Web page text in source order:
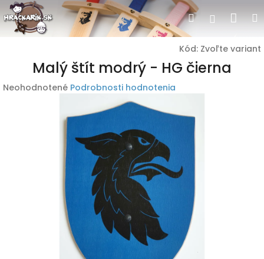
Prejsť
na
obsah
Hľadať
Kód: Zvoľte variant
Malý štít modrý - HG čierna
Priemerné
Neohodnotené Podrobnosti hodnotenia